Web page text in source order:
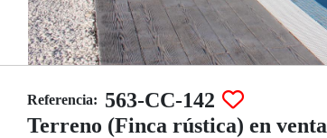
Referencia: 563-CC-142
Terreno (Finca rústica) en venta